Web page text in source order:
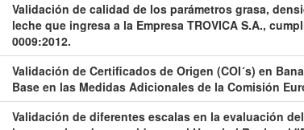
Validación de calidad de los parámetros grasa,
leche que ingresa a la Empresa TROVICA S.A.,
0009:2012.
Validación de Certificados de Origen (COI´s) en
Base en las Medidas Adicionales de la Comisión
Validación de diferentes escalas en la evaluación